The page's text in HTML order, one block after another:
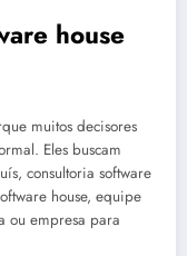
house
muitos decisores
Eles buscam
consultoria software
house, equipe
ou empresa para